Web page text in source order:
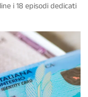
i 18 episodi dedicati